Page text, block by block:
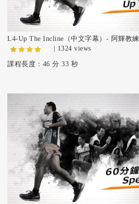
L4-Up The Incline（中文字幕）- 阿輝教練
| 1324 views
課程長度：46 分 33 秒